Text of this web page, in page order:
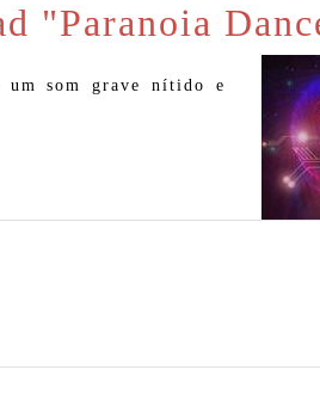
"Paranoia
um som grave nítido e